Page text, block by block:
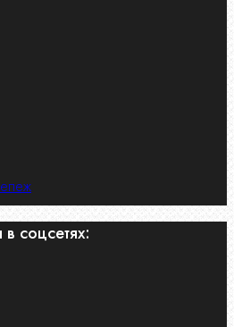
соцсетях: